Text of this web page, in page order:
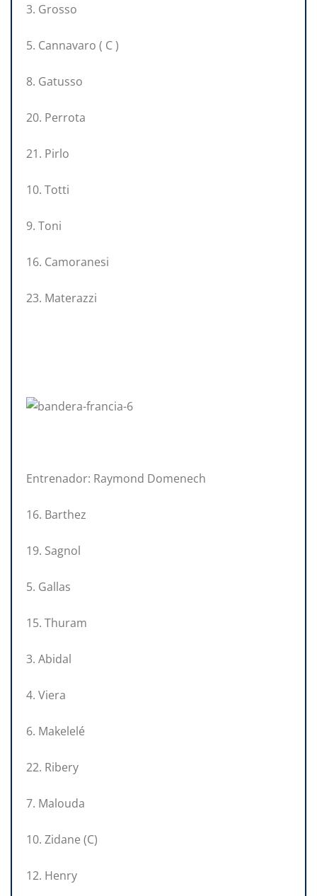
3. Grosso
5. Cannavaro ( C )
8. Gatusso
20. Perrota
21. Pirlo
10. Totti
9. Toni
16. Camoranesi
23. Materazzi
Entrenador: Raymond Domenech
16. Barthez
19. Sagnol
5. Gallas
15. Thuram
3. Abidal
4. Viera
6. Makelelé
22. Ribery
7. Malouda
10. Zidane (C)
12. Henry